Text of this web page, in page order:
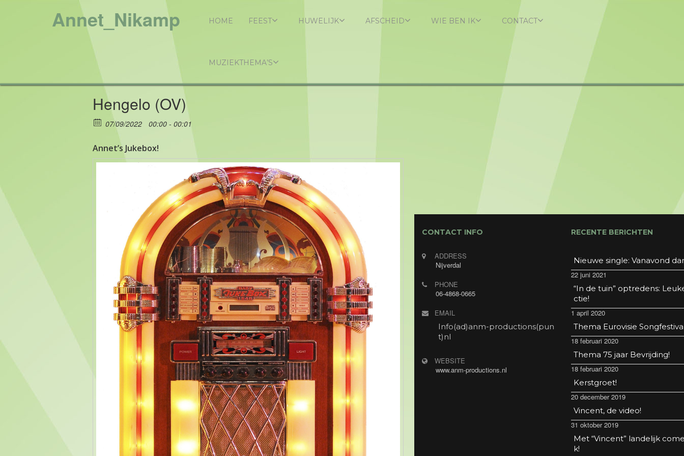
Annet_Nikamp HOME FEEST HUWELIJK AFSCHEID WIE BEN IK CONTACT
MUZIEKTHEMA’S
Hengelo (OV)
07/09/2022 00:00 - 00:01
Annet’s Jukebox!
CONTACT INFO
ADDRESS
Nijverdal
PHONE
06-4868-0665
EMAIL
Info(ad)anm-productions(pun
t)nl
WEBSITE
www.anm-productions.nl
RECENTE BERICHTEN
Nieuwe single: Vanavond
22 juni 2021
“In de tuin” optredens:
ctie!
1 april 2020
Thema Eurovisie
18 februari 2020
Thema 75 jaar Bevrijding!
18 februari 2020
Kerstgroet!
20 december 2019
Vincent, de video!
31 oktober 2019
Met “Vincent” landelijk
k!